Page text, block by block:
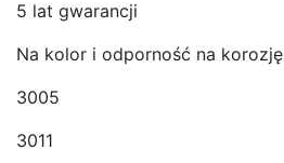
5 lat gwarancji
Na kolor i odporność na korozję
3005
3011